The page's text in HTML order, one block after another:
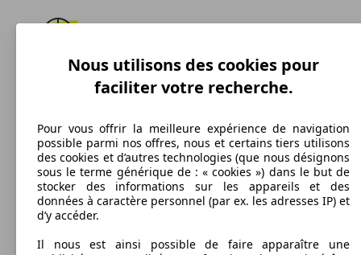
183 km/h
Diesel
Carburant
Nous utilisons des cookies pour
faciliter votre recherche.
Pour vous offrir la meilleure expérience de navigation
possible parmi nos offres, nous et certains tiers utilisons
des cookies et d’autres technologies (que nous désignons
sous le terme générique de : « cookies ») dans le but de
stocker des informations sur les appareils et des
données à caractère personnel (par ex. les adresses IP) et
d’y accéder.
Il nous est ainsi possible de faire apparaître une